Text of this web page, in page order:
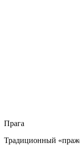
Прага
Традиционный